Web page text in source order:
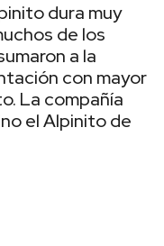
dura muy
de los
a la
con mayor
La compañía
el Alpinito de